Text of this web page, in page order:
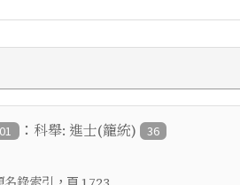
： 科舉: 進士(籠統) 36
，頁